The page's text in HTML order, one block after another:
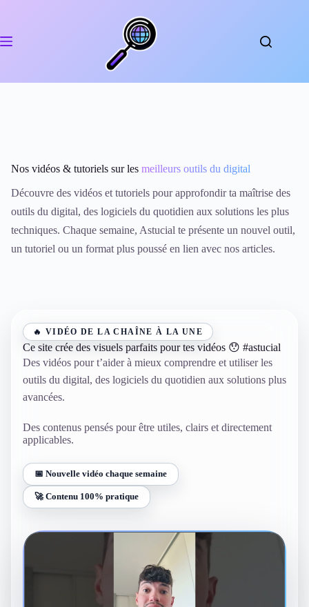
Nos vidéos & tutoriels sur les meilleurs outils du digital
Découvre des vidéos et tutoriels pour approfondir ta maîtrise des
outils du digital, des logiciels du quotidien aux solutions les plus
techniques. Chaque semaine, Astucial te présente un nouvel outil,
un tutoriel ou un format plus poussé en lien avec nos articles.
🔥 VIDÉO DE LA CHAÎNE À LA UNE
Ce site crée des visuels parfaits pour tes vidéos 😯 #astucial
Des vidéos pour t’aider à mieux comprendre et utiliser les
outils du digital, des logiciels du quotidien aux solutions plus
avancées.
Des contenus pensés pour être utiles, clairs et directement
applicables.
📅 Nouvelle vidéo chaque semaine
🚀 Contenu 100% pratique